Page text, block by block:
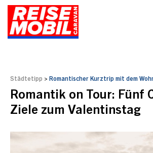
Städtetipp > Romantischer Kurztrip mit dem
Romantik on Tour: Fünf
Ziele zum Valentinstag